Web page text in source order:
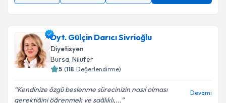
Dyt. Gülçin Darıcı Sivrioğlu
Diyetisyen
Bursa, Nilüfer
5 (118 Değerlendirme)
Kendinize özgü beslenme sürecinizin nasıl olması
gerektiğini öğrenmek ve sağlıklı,...
Devamı